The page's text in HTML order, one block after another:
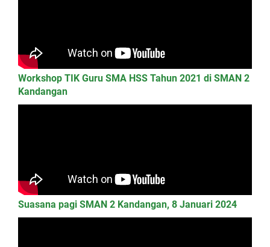
Workshop TIK Guru SMA HSS Tahun 2021 di SMAN 2
Kandangan
Suasana pagi SMAN 2 Kandangan, 8 Januari 2024